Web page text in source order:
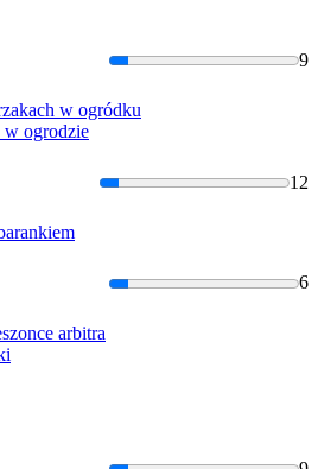
9
w ogródku
w ogrodzie
12
6
arbitra